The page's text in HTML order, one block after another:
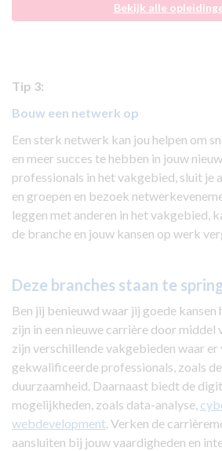
Bekijk alle
Tip 3:
Bouw een netwerk op
Een sterk netwerk kan jou helpen om
en meer succes te hebben in jouw
professionals in het vakgebied, sluit je
en groepen en bezoek
leggen met anderen in het vakgebied,
de branche en jouw kansen op werk
Deze branches staan te
Ben jij benieuwd waar jij goede
zijn in een nieuwe carrière door middel
zijn verschillende vakgebieden waar er
gekwalificeerde professionals, zoals
duurzaamheid. Daarnaast biedt de
mogelijkheden, zoals data-analyse,
webdevelopment. Verken de
aansluiten bij jouw vaardigheden en